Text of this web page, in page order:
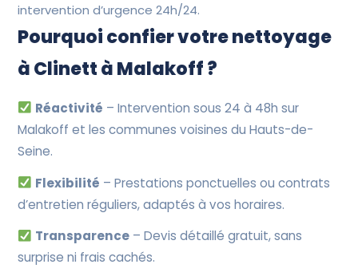
intervention d’urgence 24h/24.
Pourquoi confier votre nettoyage
à Clinett à Malakoff ?
Réactivité – Intervention sous 24 à 48h sur
Malakoff et les communes voisines du Hauts-de-
Seine.
Flexibilité – Prestations ponctuelles ou contrats
d’entretien réguliers, adaptés à vos horaires.
Transparence– Devis détaillé gratuit, sans
surprise ni frais cachés.